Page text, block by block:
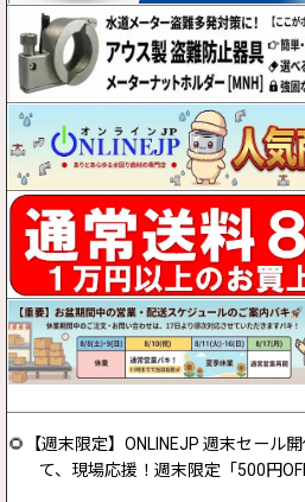
🌻【週末限定】ONLINEJP 週末セール
て、現場応援！週末限定「500円